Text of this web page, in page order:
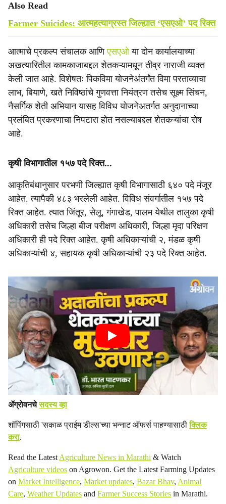
Also Read
Farmer Suicides: आत्महत्याग्रस्त जिल्ह्यात ‘एसएओ’ पद रिक्‍त
आत्माचे प्रकल्प संचालक आणिएसएओया दोन कार्यालयाच्या
अखत्यारितील कामकाजाबद्दल शेतकऱ्यामधून तीव्र नाराजी व्यक्त
केली जात आहे. विशेषतः पिकविमा योजनेअंतर्गंत विमा परताव्याचा
लाभ, बियाणे, खते निविष्ठांचे गुणवत्ता नियंत्रण तसेच सूक्ष्म सिंचन,
नैसर्गिक शेती अभियान यासह विविध योजनेअतर्गत अनुदानाच्या
प्रलंबित प्रकरणाचा निपटारा होत नसल्याबद्दल शेतकऱ्यांचा रोष
आहे.
कृषी विभागातील १५७ पदे रिक्त...
आकृतिबंधानुसार परभणी जिल्ह्यात कृषी विभागासाठी ६४० पदे मंजूर
आहेत. त्यापैकी ४८३ भरलेली आहेत. विविध संवर्गातील १५७ पदे
रिक्त आहेत. त्यात जिंतूर, सेलू, गंगाखेड, पालम येथील तालुका कृषी
अधिकारी तसेच जिल्हा बीज परीक्षण अधिकारी, जिल्हा मृदा परिक्षण
अधिकारी ही पदे रिक्त आहेत. कृषी अधिकाऱ्यांची २, मंडळ कृषी
अधिकाऱ्यांची ४, सहायक कृषी अधिकाऱ्यांची २३ पदे रिक्त आहेत.
ॲग्रोवनचेसदस्य व्हा
शॉपिंगसाठी 'सकाळ प्राईम डील्स'च्या भन्नाट ऑफर्स पाहण्यासाठीक्लिक
करा.
Read the Latest Agriculture News in Marathi & Watch
Agriculture videos on Agrowon. Get the Latest Farming Updates
on Market Intelligence, Market updates, Bazar Bhav, Animal
Care, Weather Updates and Farmer Success Stories in Marathi.